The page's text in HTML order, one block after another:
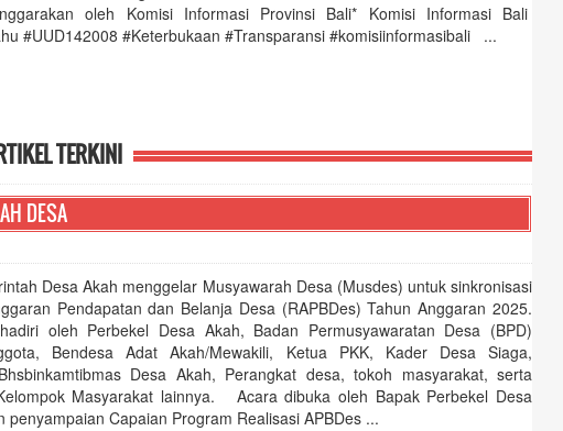
oleh Komisi Informasi Provinsi Bali* Komisi Informasi Bali
#UUD142008 #Keterbukaan #Transparansi #komisiinformasibali ...
TERKINI
DESA
Desa Akah menggelar Musyawarah Desa (Musdes) untuk sinkronisasi
Pendapatan dan Belanja Desa (RAPBDes) Tahun Anggaran 2025.
oleh Perbekel Desa Akah, Badan Permusyawaratan Desa (BPD)
Bendesa Adat Akah/Mewakili, Ketua PKK, Kader Desa Siaga,
Desa Akah, Perangkat desa, tokoh masyarakat, serta
Masyarakat lainnya. Acara dibuka oleh Bapak Perbekel Desa
penyampaian Capaian Program Realisasi APBDes ...